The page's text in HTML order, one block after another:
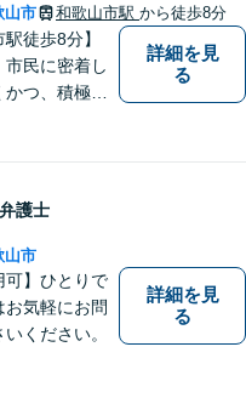
山市 和歌山市駅 から徒歩8分
駅徒歩8分】
市民に密着し
つ、積極的
域に根ざし
ラブルでお
軽にご相談
詳細を見
る
弁護士
山市
可】ひとりで
お気軽にお問
ください。
詳細を見
る